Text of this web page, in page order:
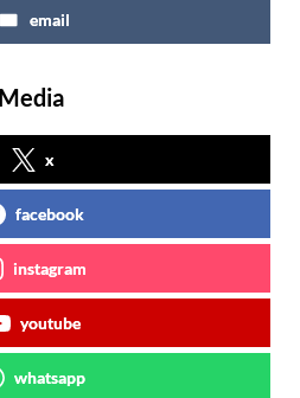
email
x
facebook
instagram
youtube
whatsapp